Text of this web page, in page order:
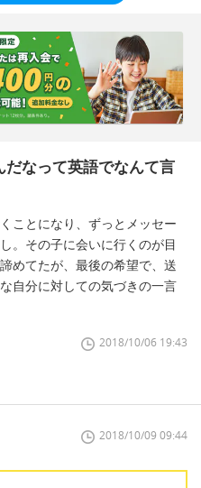
なって英語でなんて言
ことになり、ずっとメッセー
。その子に会いに行くのが目
めてたが、最後の希望で、送
自分に対しての気づきの一言
2018/10/06 19:43
2018/10/09 09:44